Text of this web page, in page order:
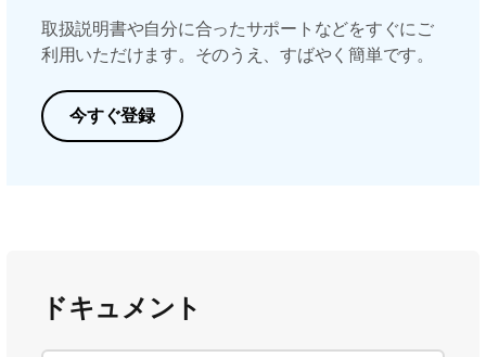
取扱説明書や自分に合ったサポートなどをすぐにご
利用いただけます。そのうえ、すばやく簡単です。
今すぐ登録
ドキュメント